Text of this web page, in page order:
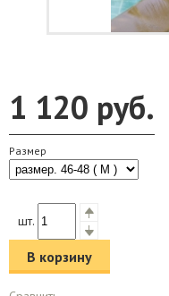
1 120 руб.
Размер
шт.
В корзину